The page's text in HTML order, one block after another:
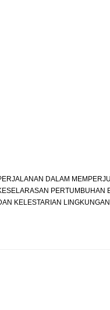
DALAM
PERTUMBUHAN
KELESTARIAN LINGKUNGAN